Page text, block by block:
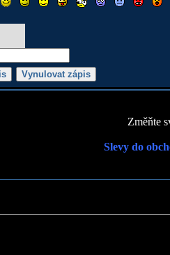
Změňte
Slevy do